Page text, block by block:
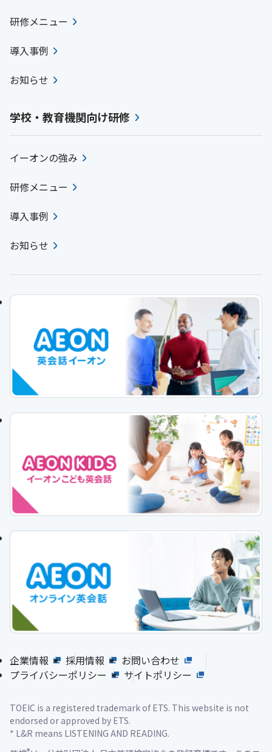
研修メニュー
導入事例
お知らせ
学校・教育機関向け研修
イーオンの強み
研修メニュー
導入事例
お知らせ
企業情報 採用情報
お問い合わせ
プライバシーポリシー
サイトポリシー
TOEIC is a registered trademark of ETS. This website is not
endorsed or approved by ETS.
* L&R means LISTENING AND READING.